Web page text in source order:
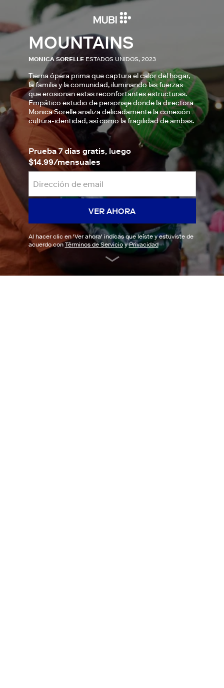
MOUNTAINS
MONICA SORELLE ESTADOS UNIDOS, 2023
Tierna ópera prima que captura el calor del hogar,
la familia y la comunidad, iluminando las fuerzas
que erosionan estas reconfortantes estructuras.
Empático estudio de personaje donde la directora
Monica Sorelle analiza delicadamente la conexión
cultura-identidad, así como la fragilidad de ambas.
Prueba 7 días gratis, luego
$14.99/mensuales
VER AHORA
Al hacer clic en 'Ver ahora' indicas que leíste y estuviste de
acuerdo conTérminos de ServicioyPrivacidad